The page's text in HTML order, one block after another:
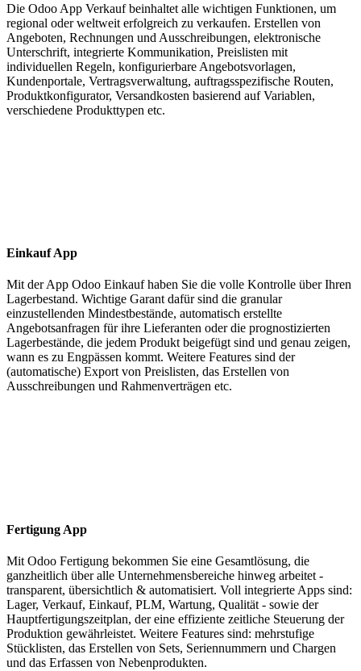
Die Odoo App Verkauf beinhaltet alle wichtigen Funktionen, um
regional oder weltweit erfolgreich zu verkaufen. Erstellen von
Angeboten, Rechnungen und Ausschreibungen, elektronische
Unterschrift, integrierte Kommunikation, Preislisten mit
individuellen Regeln, konfigurierbare Angebotsvorlagen,
Kundenportale, Vertragsverwaltung, auftragsspezifische Routen,
Produktkonfigurator, Versandkosten basierend auf Variablen,
verschiedene Produkttypen etc.
Einkauf App
Mit der App Odoo Einkauf haben Sie die volle Kontrolle über Ihren
Lagerbestand. Wichtige Garant dafür sind die granular
einzustellenden Mindestbestände, automatisch erstellte
Angebotsanfragen für ihre Lieferanten oder die prognostizierten
Lagerbestände, die jedem Produkt beigefügt sind und genau zeigen,
wann es zu Engpässen kommt. Weitere Features sind der
(automatische) Export von Preislisten, das Erstellen von
Ausschreibungen und Rahmenverträgen etc.
Fertigung App
Mit Odoo Fertigung bekommen Sie eine Gesamtlösung, die
ganzheitlich über alle Unternehmensbereiche hinweg arbeitet -
transparent, übersichtlich & automatisiert. Voll integrierte Apps sind:
Lager, Verkauf, Einkauf, PLM, Wartung, Qualität - sowie der
Hauptfertigungszeitplan, der eine effiziente zeitliche Steuerung der
Produktion gewährleistet. Weitere Features sind: mehrstufige
Stücklisten, das Erstellen von Sets, Seriennummern und Chargen
und das Erfassen von Nebenprodukten.